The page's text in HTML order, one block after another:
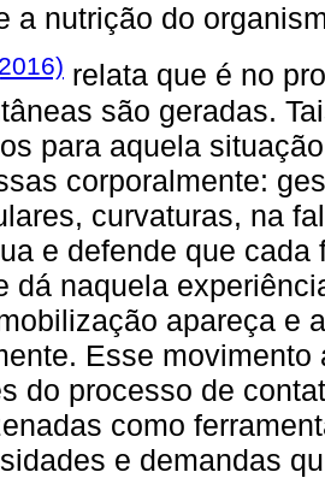
a nutrição do
relata que é no
são geradas.
para aquela
corporalmente:
curvaturas, na
e defende que
dá naquela
apareça e
Esse
do processo de
como
e demandas